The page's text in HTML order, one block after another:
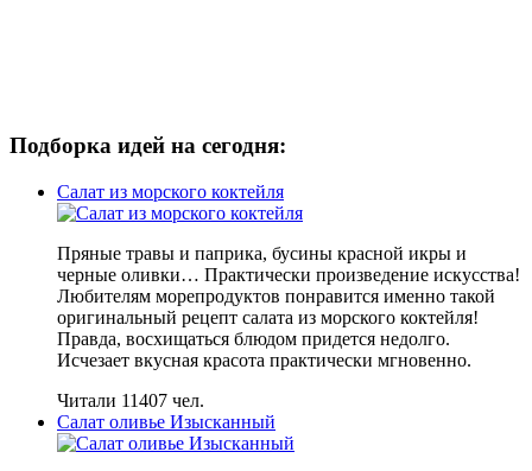
Подборка идей на сегодня:
Салат из морского коктейля
Пряные травы и паприка, бусины красной икры и
черные оливки… Практически произведение искусства!
Любителям морепродуктов понравится именно такой
оригинальный рецепт салата из морского коктейля!
Правда, восхищаться блюдом придется недолго.
Исчезает вкусная красота практически мгновенно.
Читали 11407 чел.
Салат оливье Изысканный